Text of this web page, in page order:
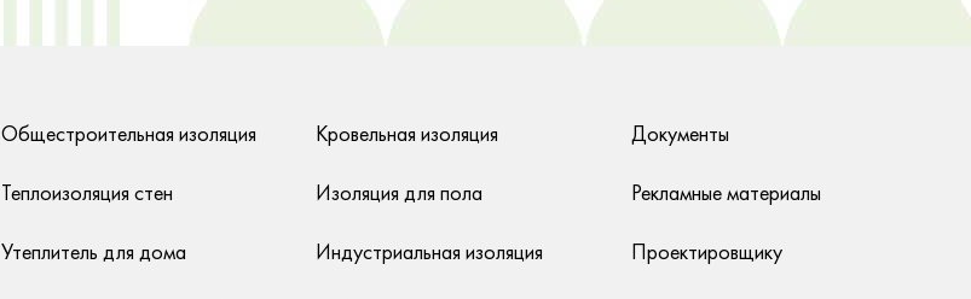
Общестроительная изоляция Кровельная изоляция Документы
Теплоизоляция стен Изоляция для пола Рекламные материалы
Утеплитель для дома Индустриальная изоляция Проектировщику